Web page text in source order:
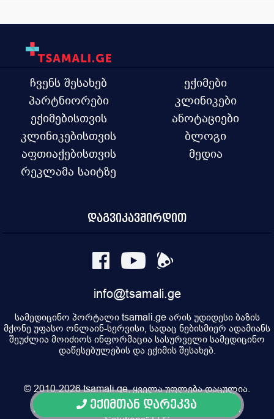
ექიმთან დარეკვა
ჩვენს შესახებ
პარტნიორები
ექიმებისთვის
კლინიკებისთვის
აფთიაქებისთვის
რეკლამა საიტზე
ექიმები
კლინიკები
ანოტაციები
ბლოგი
მედია
დაგვიკავშირდით
info@tsamali.ge
სამედიცინო პორტალი tsamali.ge არის უდიდესი ბაზის
მქონე უფასო ონლაინ-სერვისი, სადაც ნებისმიერ ადამიანს
შეუძლია მოიძიოს ინფორმაცია სასურველი სამედიცინო
დაწესებულების და ექიმის შესახებ.
© 2010-2026 tsamali.ge, ყველა უფლება დაცულია.
Developed by Pulsar Digital, Property of "Digital